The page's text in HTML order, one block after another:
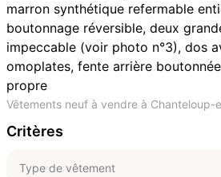
marron synthétique refermable
boutonnage réversible, deux
impeccable (voir photo n°3), dos
omoplates, fente arrière boutonnée
propre
Vêtements neuf à vendre à Chanteloup-
Critères
Type de vêtement